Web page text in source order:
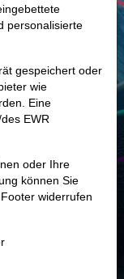
USD
USD
agierende Trader
personalisierte
gespeichert oder
wie
Eine
EWR
oder Ihre
können Sie
widerrufen